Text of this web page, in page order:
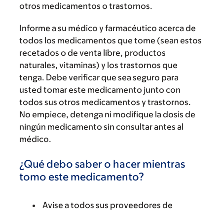
otros medicamentos o trastornos.
Informe a su médico y farmacéutico acerca de
todos los medicamentos que tome (sean estos
recetados o de venta libre, productos
naturales, vitaminas) y los trastornos que
tenga. Debe verificar que sea seguro para
usted tomar este medicamento junto con
todos sus otros medicamentos y trastornos.
No empiece, detenga ni modifique la dosis de
ningún medicamento sin consultar antes al
médico.
¿Qué debo saber o hacer mientras
tomo este medicamento?
Avise a todos sus proveedores de